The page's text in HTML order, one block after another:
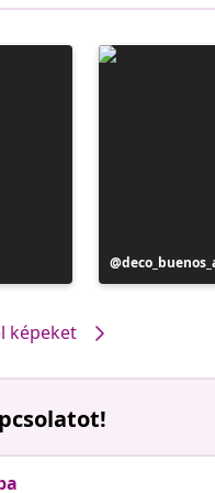
Bejegyzés
közzétevője
képeket